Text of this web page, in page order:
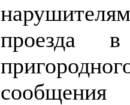
проезда в